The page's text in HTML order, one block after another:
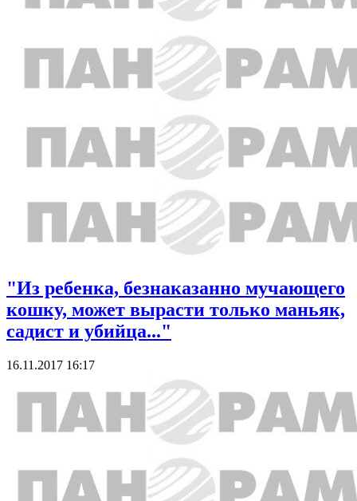
"Из ребенка, безнаказанно мучающего
кошку, может вырасти только маньяк,
садист и убийца..."
16.11.2017 16:17